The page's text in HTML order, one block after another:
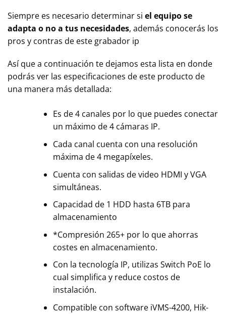
Siempre es necesario determinar si el equipo se
adapta o no a tus necesidades, además conocerás los
pros y contras de este grabador ip
Así que a continuación te dejamos esta lista en donde
podrás ver las especificaciones de este producto de
una manera más detallada:
Es de 4 canales por lo que puedes conectar
un máximo de 4 cámaras IP.
Cada canal cuenta con una resolución
máxima de 4 megapíxeles.
Cuenta con salidas de video HDMI y VGA
simultáneas.
Capacidad de 1 HDD hasta 6TB para
almacenamiento
*Compresión 265+ por lo que ahorras
costes en almacenamiento.
Con la tecnología IP, utilizas Switch PoE lo
cual simplifica y reduce costos de
instalación.
Compatible con software iVMS-4200, Hik-